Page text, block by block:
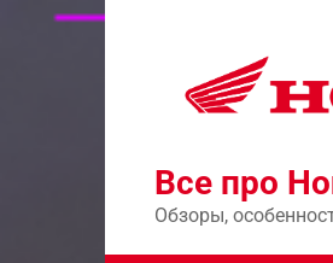
Перейти
Все про
Обзоры,